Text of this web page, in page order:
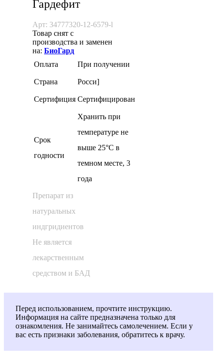
Гардефит
Арт: 34777320-12-6579-l
Товар снят с
производства и заменен
на: БиоГард
Оплата
При получении
Страна Росси]
Сертифиция Сертифицирован
Cрок
годности
Хранить при
температуре не
выше 25°С в
темном месте, 3
года
Препарат из
натуральных
индгридиентов
Не является
лекарственным
средством и БАД
Перед использованием, прочтите инструкцию.
Информация на сайте предназначена только для
ознакомления. Не занимайтесь самолечением. Если у
вас есть признаки заболевания, обратитесь к врачу.